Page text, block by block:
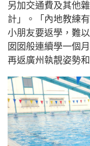
另加交通費及其他
計」。「內地教練
小朋友要返學，難
囡囡般連續學一個
再返廣州執靚姿勢和